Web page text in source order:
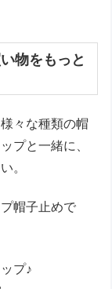
物をもっと
々な種類の帽
プと一緒に、
。
帽子止めで
プ♪